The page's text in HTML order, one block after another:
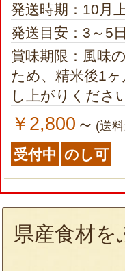
発送時期：10月
発送目安：3～5
賞味期限：風味
ため、精米後1
し上がりくださ
￥2,800 ～ (送
受付中 のし可
県産食材